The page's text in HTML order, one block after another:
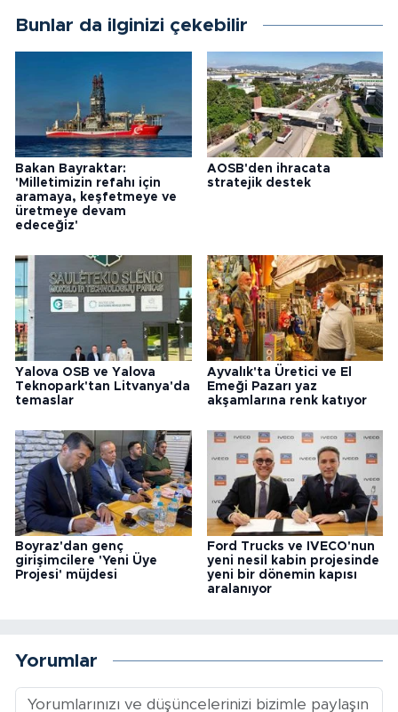
Bunlar da ilginizi çekebilir
Bakan Bayraktar:
'Milletimizin refahı için
aramaya, keşfetmeye ve
üretmeye devam
edeceğiz'
AOSB'den ihracata
stratejik destek
Yalova OSB ve Yalova
Teknopark'tan Litvanya'da
temaslar
Ayvalık'ta Üretici ve El
Emeği Pazarı yaz
akşamlarına renk katıyor
Boyraz'dan genç
girişimcilere 'Yeni Üye
Projesi' müjdesi
Ford Trucks ve IVECO'nun
yeni nesil kabin projesinde
yeni bir dönemin kapısı
aralanıyor
Yorumlar